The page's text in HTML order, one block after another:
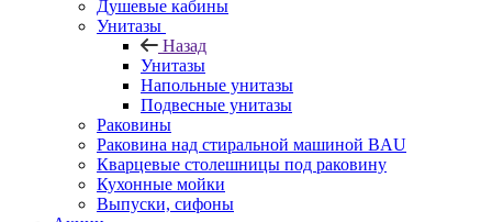
Душевые кабины
Унитазы
Назад
Унитазы
Напольные унитазы
Подвесные унитазы
Раковины
Раковина над стиральной машиной BAU
Кварцевые столешницы под раковину
Кухонные мойки
Выпуски, сифоны